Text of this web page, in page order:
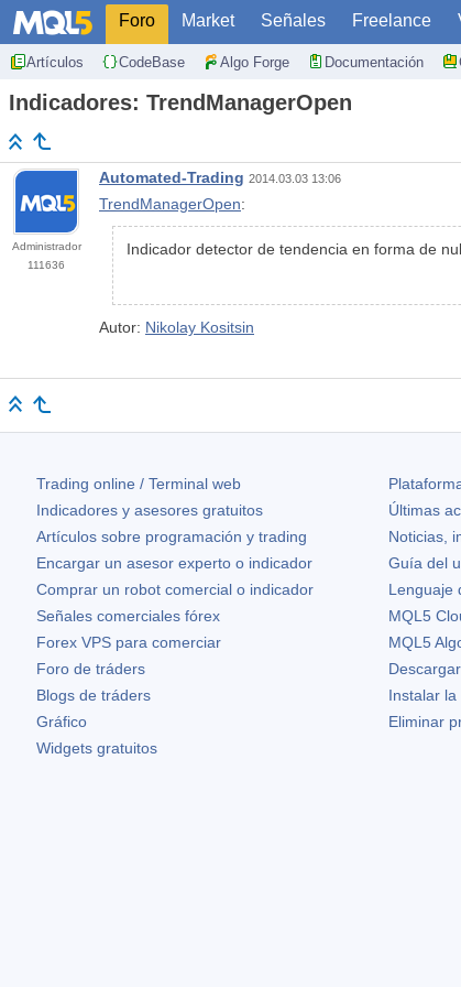
Foro Market Señales Freelance
Artículos CodeBase Algo Forge Documentación
Indicadores: TrendManagerOpen
Administrador
111636
Automated-Trading 2014.03.03 13:06
TrendManagerOpen:
Indicador detector de tendencia en forma de
Autor: Nikolay Kositsin
Trading online / Terminal web
Indicadores y asesores gratuitos
Artículos sobre programación y trading
Encargar un asesor experto o indicador
Comprar un robot comercial o indicador
Señales comerciales fórex
Forex VPS para comerciar
Foro de tráders
Blogs de tráders
Gráfico
Widgets gratuitos
Últimas
Noticias,
Guía del
Lenguaje
MQL5
MQL5
Instalar
Eliminar